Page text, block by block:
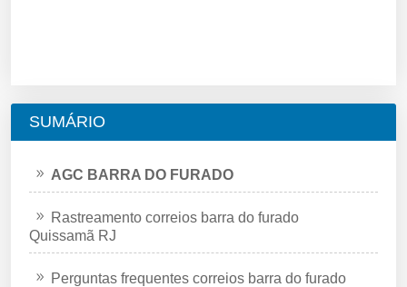
SUMÁRIO
AGC BARRA DO FURADO
Rastreamento correios barra do furado
Quissamã RJ
Perguntas frequentes correios barra do furado